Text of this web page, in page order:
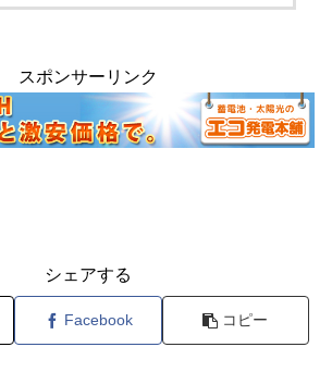
スポンサーリンク
シェアする
Facebook コピー